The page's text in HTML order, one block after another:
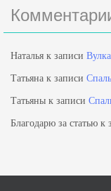
Наталья к записи
Татьяна к записи
Татьяны к записи
Благодарю за статью к